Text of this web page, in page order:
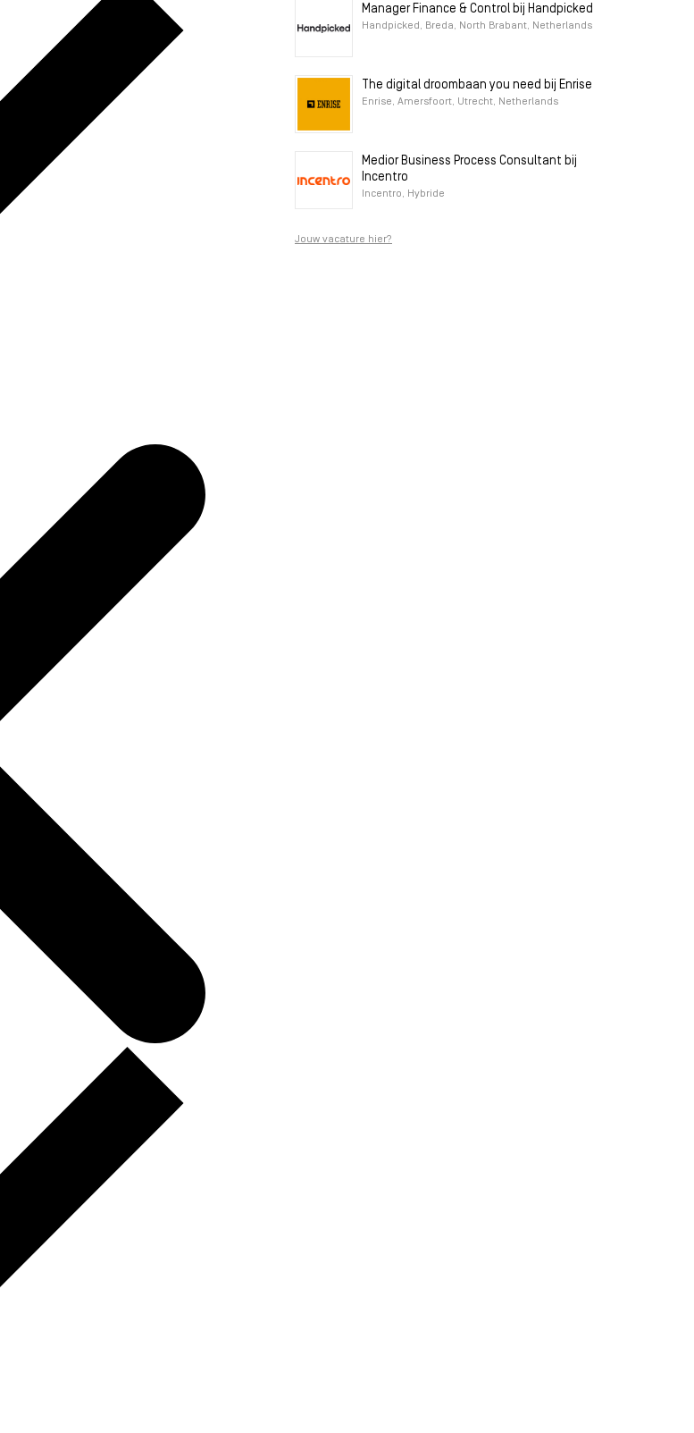
Manager Finance & Control bij Handpicked
Handpicked, Breda, North Brabant, Netherlands
The digital droombaan you need bij Enrise
Enrise, Amersfoort, Utrecht, Netherlands
Medior Business Process Consultant bij
Incentro
Incentro, Hybride
Jouw vacature hier?